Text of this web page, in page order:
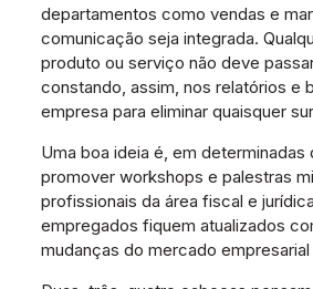
departamentos como vendas e
comunicação seja integrada.
produto ou serviço não deve
constando, assim, nos relatórios e
empresa para eliminar quaisquer
Uma boa ideia é, em determinadas
promover workshops e palestras
profissionais da área fiscal e
empregados fiquem atualizados
mudanças do mercado empresarial